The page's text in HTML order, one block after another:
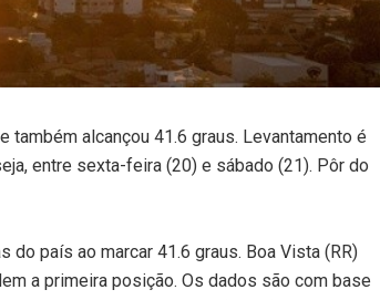
também alcançou 41.6 graus. Levantamento é
entre sexta-feira (20) e sábado (21). Pôr do
país ao marcar 41.6 graus. Boa Vista (RR)
a primeira posição. Os dados são com base